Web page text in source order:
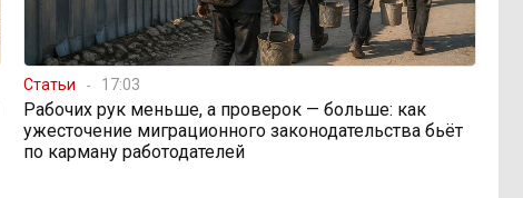
Статьи 17:03
Рабочих рук меньше, а проверок — больше: как
ужесточение миграционного законодательства бьёт
по карману работодателей